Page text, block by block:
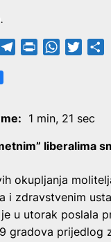
TelegramPrintFriendly
WhatsApp
Twitter
1 min, 21 sec
liberalima
okupljanja
i zdravstvenim
u utorak poslala
gradova prijedlog